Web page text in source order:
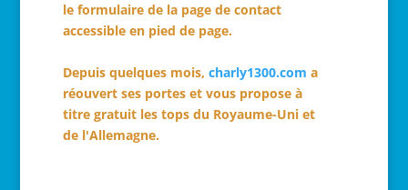
le formulaire de la page de contact
accessible en pied de page.
Depuis quelques mois, charly1300.com a
réouvert ses portes et vous propose à
titre gratuit les tops du Royaume-Uni et
de l'Allemagne.